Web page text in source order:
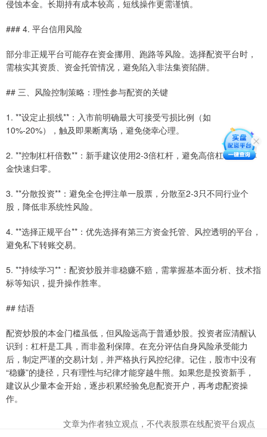
侵蚀本金。长期持有成本较高，短线操作更需谨慎。
### 4. 平台信用风险
部分非正规平台可能存在资金挪用、跑路等风险。选择配资平台时，
需核实其资质、资金托管情况，避免陷入非法集资陷阱。
## 三、风险控制策略：理性参与配资的关键
1. **设定止损线**：入市前明确最大可接受亏损比例（如
10%-20%），触及即果断离场，避免侥幸心理。
2. **控制杠杆倍数**：新手建议使用2-3倍杠杆，避免高倍杠杆导致本
金快速归零。
3. **分散投资**：避免全仓押注单一股票，分散至2-3只不同行业个
股，降低非系统性风险。
4. **选择正规平台**：优先选择有第三方资金托管、风控透明的平台，
避免私下转账交易。
5. **持续学习**：配资炒股并非稳赚不赔，需掌握基本面分析、技术指
标等知识，提升操作胜率。
## 结语
配资炒股的本金门槛虽低，但风险远高于普通炒股。投资者应清醒认
识到：杠杆是工具，而非盈利保障。在充分评估自身风险承受能力
后，制定严谨的交易计划，并严格执行风控纪律。记住，股市中没有
“稳赚”的捷径，只有理性与纪律才能穿越牛熊。如果您是投资新手，
建议从少量本金开始，逐步积累经验免息配资开户，再考虑配资操
作。
文章为作者独立观点，不代表股票在线配资平台观点